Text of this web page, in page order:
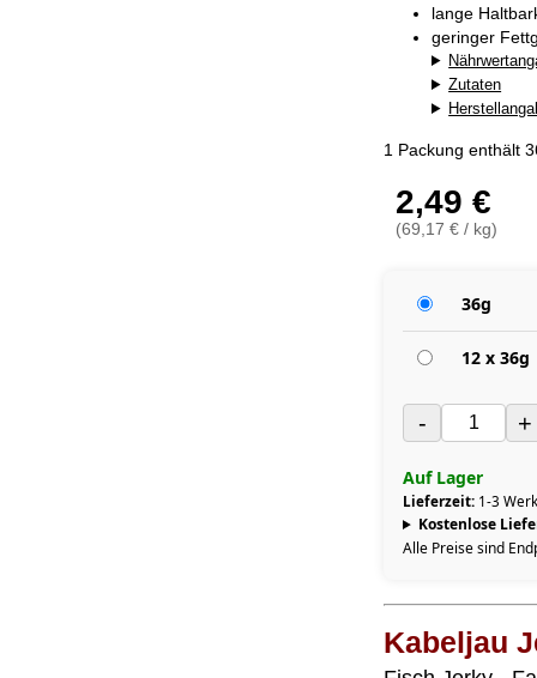
lange
geringer
Zutaten
1 Packung enthält
2,49 €
(69,17 € / kg)
36g
12 x 36g
- +
Auf Lager
Lieferzeit: 1-3
Kostenlose
Alle Preise sind
Kabeljau